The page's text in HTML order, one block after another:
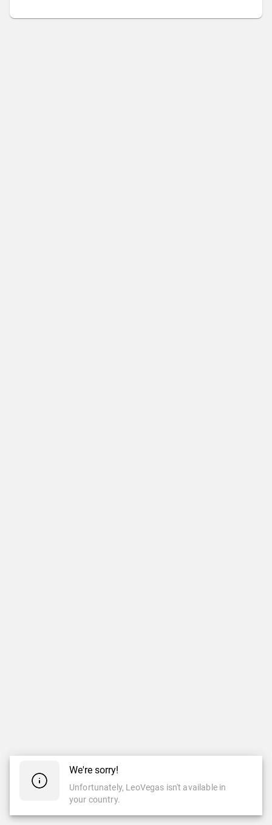
We're sorry!
Unfortunately, LeoVegas isn't available in
your country.